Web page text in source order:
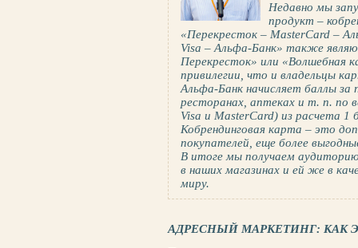
Недавно мы
продукт –
«Перекресток – MasterCard –
Visa – Альфа-Банк» также
Перекресток» или «Волшебная
привилегии, что и владельцы
Альфа-Банк начисляет баллы за
ресторанах, аптеках и т. п. по
Visa и MasterCard) из расчета 1
Кобрендинговая карта – это
покупателей, еще более
В итоге мы получаем
в наших магазинах и ей же в
миру.
АДРЕСНЫЙ МАРКЕТИНГ: КАК